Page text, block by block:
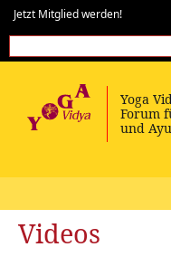
Jetzt Mitglied werden!
Videos